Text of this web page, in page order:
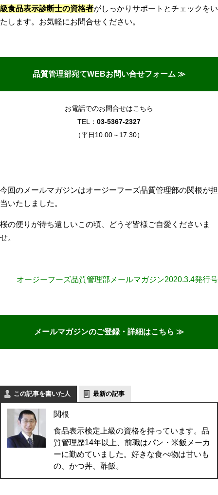
級食品表示診断士の資格者がしっかりサポートとチェックをい
たします。お気軽にお問合せください。
品質管理部宛てWEBお問い合せフォーム ≫
お電話でのお問合せはこちら
TEL： 03-5367-2327
（平日10:00～17:30）
今回のメールマガジンはオージーフーズ品質管理部の関根が担
当いたしました。
桜の便りが待ち遠しいこの頃、どうぞ皆様ご自愛くださいま
せ。
オージーフーズ品質管理部メールマガジン2020.3.4発行号
メールマガジンのご登録・詳細はこちら ≫
この記事を書いた人 最新の記事
関根
食品表示検定上級の資格を持っています。品
質管理歴14年以上、前職はパン・米飯メーカ
ーに勤めていました。好きな食べ物は甘いも
の、かつ丼、酢飯。